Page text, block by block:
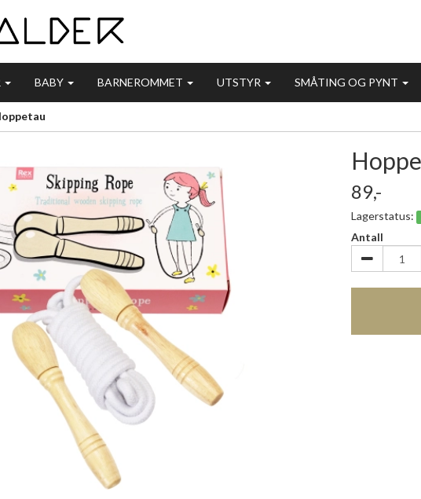
BABY BARNEROMMET UTSTYR SMÅTING OG PYNT
89,-
Lagerstatus:
Antall